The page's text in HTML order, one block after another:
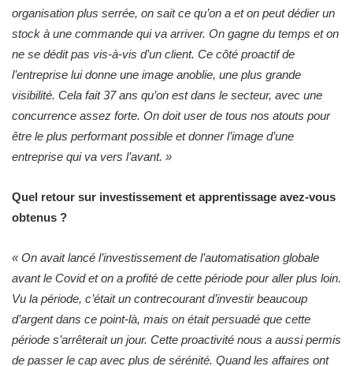
organisation plus serrée, on sait ce qu’on a et on peut dédier un
stock à une commande qui va arriver. On gagne du temps et on
ne se dédit pas vis-à-vis d’un client. Ce côté proactif de
l’entreprise lui donne une image anoblie, une plus grande
visibilité. Cela fait 37 ans qu’on est dans le secteur, avec une
concurrence assez forte. On doit user de tous nos atouts pour
être le plus performant possible et donner l’image d’une
entreprise qui va vers l’avant. »
Quel retour sur investissement et apprentissage avez-vous
obtenus ?
« On avait lancé l’investissement de l’automatisation globale
avant le Covid et on a profité de cette période pour aller plus loin.
Vu la période, c’était un contrecourant d’investir beaucoup
d’argent dans ce point-là, mais on était persuadé que cette
période s’arrêterait un jour. Cette proactivité nous a aussi permis
de passer le cap avec plus de sérénité. Quand les affaires ont